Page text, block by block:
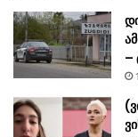
–